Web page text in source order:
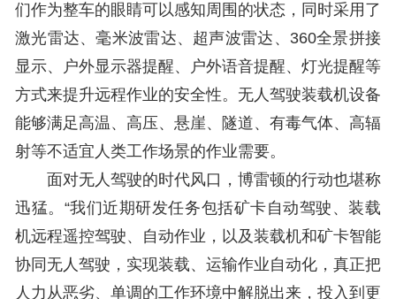
们作为整车的眼睛可以感知周围的状态，同时采用了
激光雷达、毫米波雷达、超声波雷达、360全景拼接
显示、户外显示器提醒、户外语音提醒、灯光提醒等
方式来提升远程作业的安全性。无人驾驶装载机设备
能够满足高温、高压、悬崖、隧道、有毒气体、高辐
射等不适宜人类工作场景的作业需要。
面对无人驾驶的时代风口，博雷顿的行动也堪称
迅猛。“我们近期研发任务包括矿卡自动驾驶、装载
机远程遥控驾驶、自动作业，以及装载机和矿卡智能
协同无人驾驶，实现装载、运输作业自动化，真正把
人力从恶劣、单调的工作环境中解脱出来，投入到更